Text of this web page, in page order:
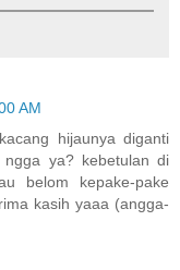
AM
hijaunya diganti
ya? kebetulan di
belom kepake-pake
kasih yaaa (angga-